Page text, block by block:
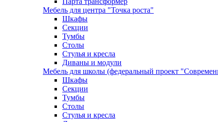
Мебель для центра "Точка роста"
Шкафы
Секции
Тумбы
Столы
Стулья и кресла
Диваны и модули
Мебель для школы (федеральный проект
Шкафы
Секции
Тумбы
Столы
Стулья и кресла